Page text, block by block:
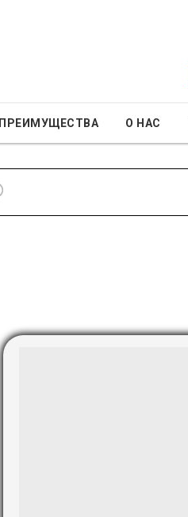
ПРЕИМУЩЕСТВА О НАС